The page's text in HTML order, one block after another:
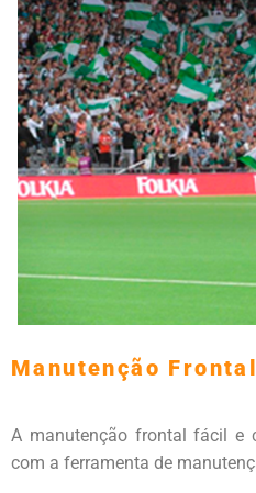
Manutenção Frontal
A manutenção frontal fácil e
com a ferramenta de